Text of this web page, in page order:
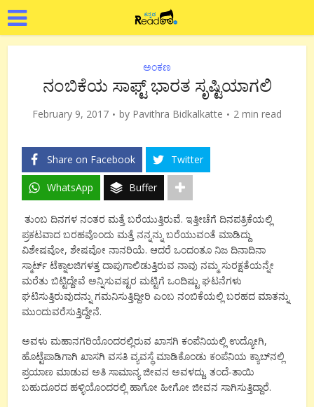
ಅಂಕಣ
ನಂಬಿಕೆಯ ಸಾಫ್ಟ್ ಭಾರತ ಸೃಷ್ಟಿಯಾಗಲಿ
February 9, 2017 by Pavithra Bidkalkatte 2 min read
Share on Facebook Twitter
WhatsApp Buffer
ತುಂಬ ದಿನಗಳ ನಂತರ ಮತ್ತೆ ಬರೆಯುತ್ತಿರುವೆ. ಇತ್ತೀಚೆಗೆ ದಿನಪತ್ರಿಕೆಯಲ್ಲಿ
ಪ್ರಕಟವಾದ ಬರಹವೊಂದು ಮತ್ತೆ ನನ್ನನ್ನು ಬರೆಯುವಂತೆ ಮಾಡಿದ್ದು
ವಿಶೇಷವೋ, ಶೇಷವೋ ನಾನರಿಯೆ. ಆದರೆ ಒಂದಂತೂ ನಿಜ ದಿನಾದಿನಾ
ಸ್ಮಾರ್ಟ್ ಟೆಕ್ನಾಲಜಿಗಳತ್ತ ದಾಪುಗಾಲಿಡುತ್ತಿರುವ ನಾವು ನಮ್ಮ ಸುರಕ್ಷತೆಯನ್ನೇ
ಮರೆತು ಬಿಟ್ಟಿದ್ದೇವೆ ಅನ್ನಿಸುವಷ್ಟರ ಮಟ್ಟಿಗೆ ಒಂದಿಷ್ಟು ಘಟನೆಗಳು
ಘಟಿಸುತ್ತಿರುವುದನ್ನು ಗಮನಿಸುತ್ತಿದ್ದೀರಿ ಎಂಬ ನಂಬಿಕೆಯಲ್ಲಿ ಬರಹದ ಮಾತನ್ನು
ಮುಂದುವರೆಸುತ್ತಿದ್ದೇನೆ.
ಅವಳು ಮಹಾನಗರಿಯೊಂದರಲ್ಲಿರುವ ಖಾಸಗಿ ಕಂಪೆನಿಯಲ್ಲಿ ಉದ್ಯೋಗಿ,
ಹೊಟ್ಟೆಪಾಡಿಗಾಗಿ ಖಾಸಗಿ ವಸತಿ ವ್ಯವಸ್ಥೆ ಮಾಡಿಕೊಂಡು ಕಂಪೆನಿಯ ಕ್ಯಾಬ್‍ನಲ್ಲಿ
ಪ್ರಯಾಣ ಮಾಡುವ ಅತಿ ಸಾಮಾನ್ಯ ಜೀವನ ಅವಳದ್ದು. ತಂದೆ-ತಾಯಿ
ಬಹುದೂರದ ಹಳ್ಳಿಯೊಂದರಲ್ಲಿ ಹಾಗೋ ಹೀಗೋ ಜೀವನ ಸಾಗಿಸುತ್ತಿದ್ದಾರೆ.